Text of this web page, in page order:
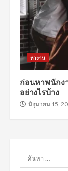
หางาน
ก่อนหาพนักง
อย่างไรบ้าง
มิถุนายน 15,
ค้นหา
สำหรับ: